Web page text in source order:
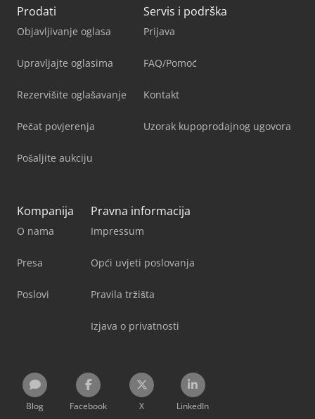
Prodati
Objavljivanje oglasa
Upravljajte oglasima
Rezervišite oglašavanje
Pečat povjerenja
Pošaljite aukciju
Servis i podrška
Prijava
FAQ/Pomoć
Kontakt
Uzorak kupoprodajnog ugovora
Kompanija
O nama
Presa
Poslovi
Pravna informacija
Impressum
Opći uvjeti poslovanja
Pravila tržišta
Izjava o privatnosti
Blog Facebook X LinkedIn